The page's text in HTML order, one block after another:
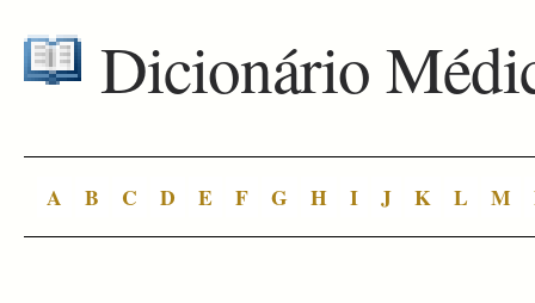
Dicionário
A B C D E F G H I J K L M